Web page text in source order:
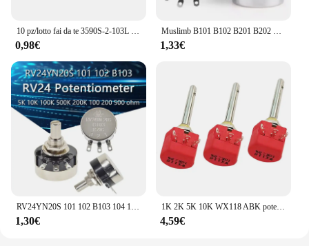
10 pz/lotto fai da te 3590S-2-103L 3590S 10K Ohm potenziometro a filo avvolto multigiro di precisione 10 giri ad anello resistenza rotante lineare
0,98€
Muslimb B101 B102 B201 B202 B502 B103 B204 B503 B104 B105 1K 5K 20K 10K 100K 1M RV30YN potenziometro rotativo a carbonio a giro singolo
1,33€
RV24YN20S 101 102 B103 104 105 201 202 203 204 254 302 303 501 502 503 504 5K 10K 100K 500K 200K 100 200 200 500 ohm Potenziometro
1,30€
1K 2K 5K 10K WX118 ABK potenziometri a filo avvolto
4,59€